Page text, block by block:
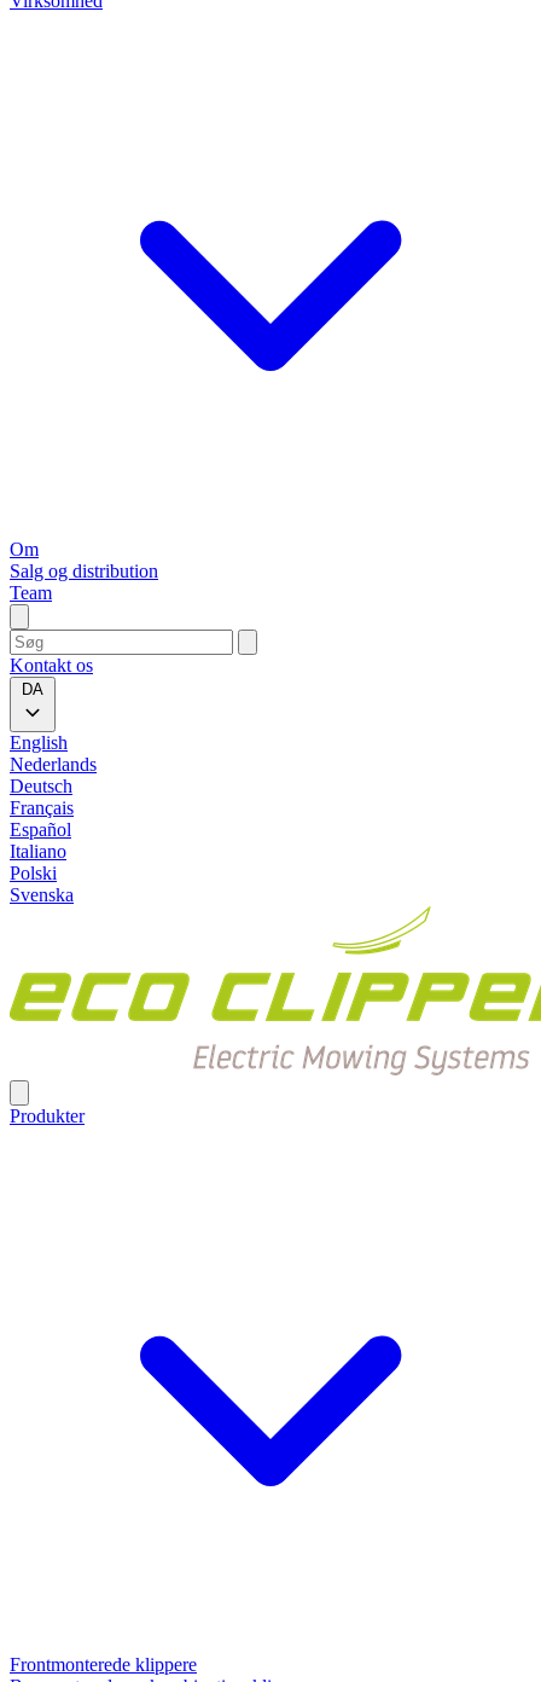
Om
Salg og distribution
Team
Kontakt os
DA
English
Nederlands
Deutsch
Français
Español
Italiano
Polski
Svenska
Produkter
Frontmonterede klippere